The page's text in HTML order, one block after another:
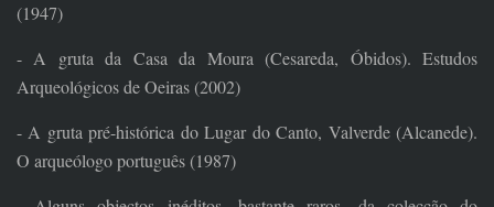
(1947)
- A gruta da Casa da Moura (Cesareda, Óbidos). Estudos
Arqueológicos de Oeiras (2002)
- A gruta pré-histórica do Lugar do Canto, Valverde (Alcanede).
O arqueólogo português (1987)